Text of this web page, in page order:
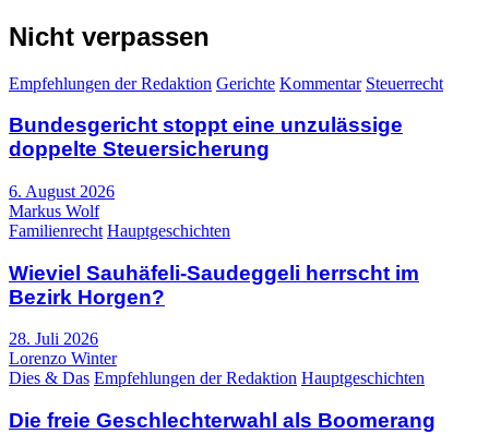
Nicht verpassen
Empfehlungen der Redaktion Gerichte Kommentar Steuerrecht
Bundesgericht stoppt eine unzulässige
doppelte Steuersicherung
6. August 2026
Markus Wolf
Familienrecht Hauptgeschichten
Wieviel Sauhäfeli-Saudeggeli herrscht im
Bezirk Horgen?
28. Juli 2026
Lorenzo Winter
Dies & Das Empfehlungen der Redaktion Hauptgeschichten
Die freie Geschlechterwahl als Boomerang